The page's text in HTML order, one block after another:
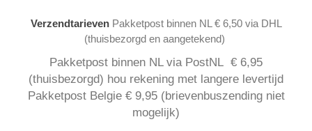
Verzendtarieven Pakketpost binnen NL € 6,50 via DHL
(thuisbezorgd en aangetekend)
Pakketpost binnen NL via PostNL € 6,95
(thuisbezorgd) hou rekening met langere levertijd
Pakketpost Belgie € 9,95 (brievenbuszending niet
mogelijk)